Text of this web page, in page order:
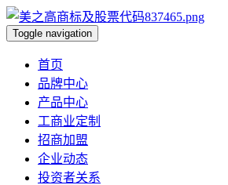
Toggle navigation
首页
品牌中心
产品中心
工商业定制
招商加盟
企业动态
投资者关系